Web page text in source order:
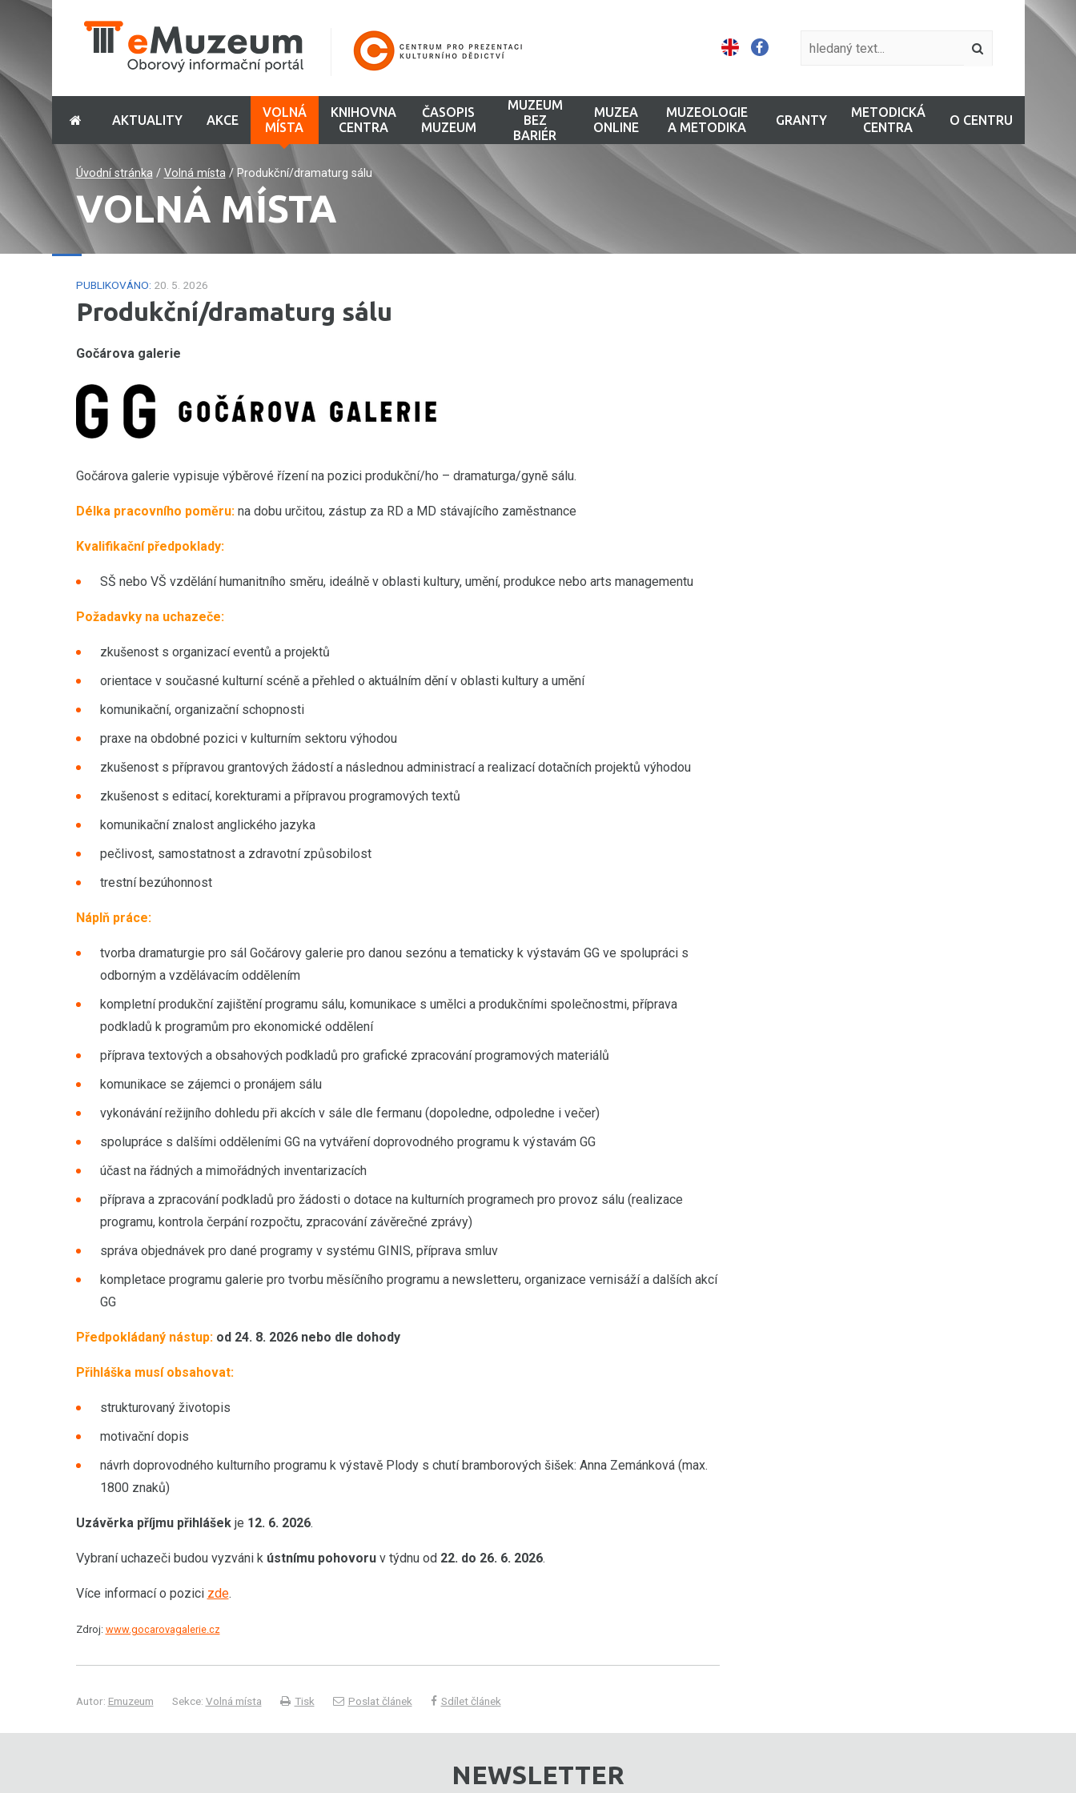
AKTUALITY AKCE
VOLNÁ
MÍSTA
KNIHOVNA
CENTRA
ČASOPIS
MUZEUM
MUZEUM
BEZ
BARIÉR
MUZEA
ONLINE
MUZEOLOGIE
A METODIKA
GRANTY
METODICKÁ
CENTRA
O CENTRU
Úvodní stránka/ Volná místa/ Produkční/dramaturg sálu
VOLNÁ MÍSTA
PUBLIKOVÁNO: 20. 5. 2026
Produkční/dramaturg sálu
Gočárova galerie
Gočárova galerie vypisuje výběrové řízení na pozici produkční/ho – dramaturga/gyně sálu.
Délka pracovního poměru:na dobu určitou, zástup za RD a MD stávajícího zaměstnance
Kvalifikační předpoklady:
SŠ nebo VŠ vzdělání humanitního směru, ideálně v oblasti kultury, umění, produkce nebo arts managementu
Požadavky na uchazeče:
zkušenost s organizací eventů a projektů
orientace v současné kulturní scéně a přehled o aktuálním dění v oblasti kultury a umění
komunikační, organizační schopnosti
praxe na obdobné pozici v kulturním sektoru výhodou
zkušenost s přípravou grantových žádostí a následnou administrací a realizací dotačních projektů výhodou
zkušenost s editací, korekturami a přípravou programových textů
komunikační znalost anglického jazyka
pečlivost, samostatnost a zdravotní způsobilost
trestní bezúhonnost
Náplň práce:
tvorba dramaturgie pro sál Gočárovy galerie pro danou sezónu a tematicky k výstavám GG ve spolupráci s
odborným a vzdělávacím oddělením
kompletní produkční zajištění programu sálu, komunikace s umělci a produkčními společnostmi, příprava
podkladů k programům pro ekonomické oddělení
příprava textových a obsahových podkladů pro grafické zpracování programových materiálů
komunikace se zájemci o pronájem sálu
vykonávání režijního dohledu při akcích v sále dle fermanu (dopoledne, odpoledne i večer)
spolupráce s dalšími odděleními GG na vytváření doprovodného programu k výstavám GG
účast na řádných a mimořádných inventarizacích
příprava a zpracování podkladů pro žádosti o dotace na kulturních programech pro provoz sálu (realizace
programu, kontrola čerpání rozpočtu, zpracování závěrečné zprávy)
správa objednávek pro dané programy v systému GINIS, příprava smluv
kompletace programu galerie pro tvorbu měsíčního programu a newsletteru, organizace vernisáží a dalších akcí
GG
Předpokládaný nástup: od 24. 8. 2026 nebo dle dohody
Přihláška musí obsahovat:
strukturovaný životopis
motivační dopis
návrh doprovodného kulturního programu k výstavě Plody s chutí bramborových šišek: Anna Zemánková (max.
1800 znaků)
Uzávěrka příjmu přihlášekje 12. 6. 2026.
Vybraní uchazeči budou vyzváni kústnímu pohovoruv týdnu od 22. do 26. 6. 2026.
Více informací o pozici zde.
Zdroj: www.gocarovagalerie.cz
Autor: Emuzeum Sekce: Volná místa Tisk Poslat článek Sdílet článek
NEWSLETTER